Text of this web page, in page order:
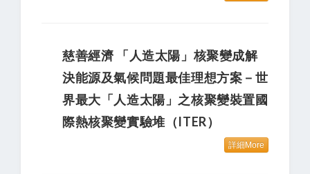
慈善經濟 「人造太陽」核聚變成解
決能源及氣候問題最佳理想方案－世
界最大「人造太陽」之核聚變裝置國
際熱核聚變實驗堆（ITER）
詳細More